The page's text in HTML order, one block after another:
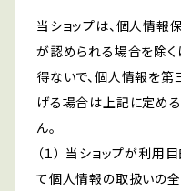
当ショップは、個人情
が認められる場合を除
得ないで、個人情報を第
げる場合は上記に定め
ん。
（１） 当ショップが利
て個人情報の取扱いの